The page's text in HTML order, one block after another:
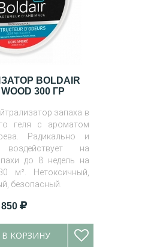
BOLDAIR
300 ГР
запаха в
геля с ароматом
Радикально и
воздействует на
до 8 недель на
м². Нетоксичный,
безопасный.
850
КОРЗИНУ